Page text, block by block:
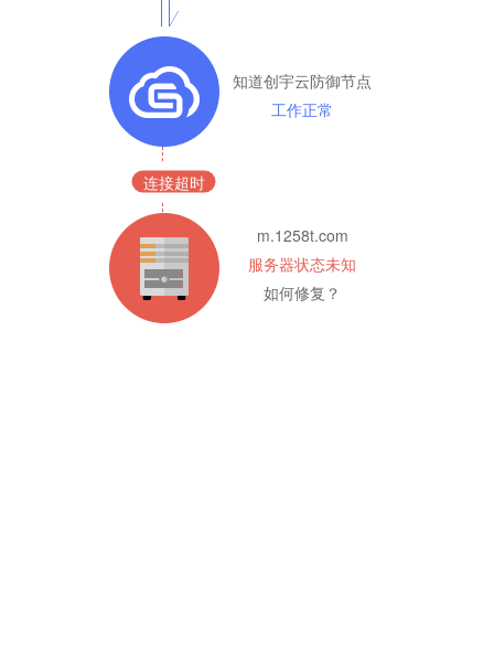
知道创宇云防御节点
工作正常
连接超时
m.1258t.com
服务器状态未知
如何修复？